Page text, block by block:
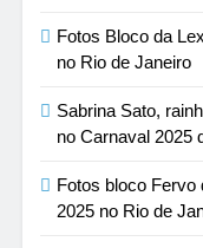
Fotos Bloco da
no Rio de Janeiro
Sabrina Sato,
no Carnaval 2025
Fotos bloco Fervo
2025 no Rio de